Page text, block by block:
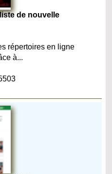
de nouvelle
répertoires en ligne
à...